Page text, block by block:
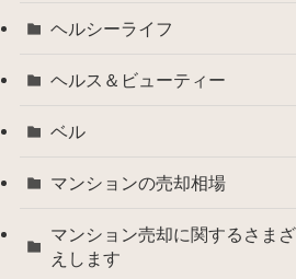
ヘルシーライフ
ヘルス＆ビューティー
ベル
マンションの売却相場
マンション売却に関するさま
えします